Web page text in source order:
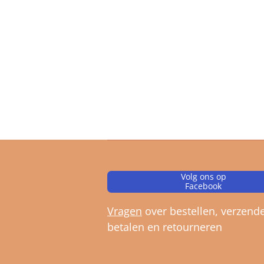
Volg ons op
Facebook
Vragen over bestellen, verz
betalen en retourneren